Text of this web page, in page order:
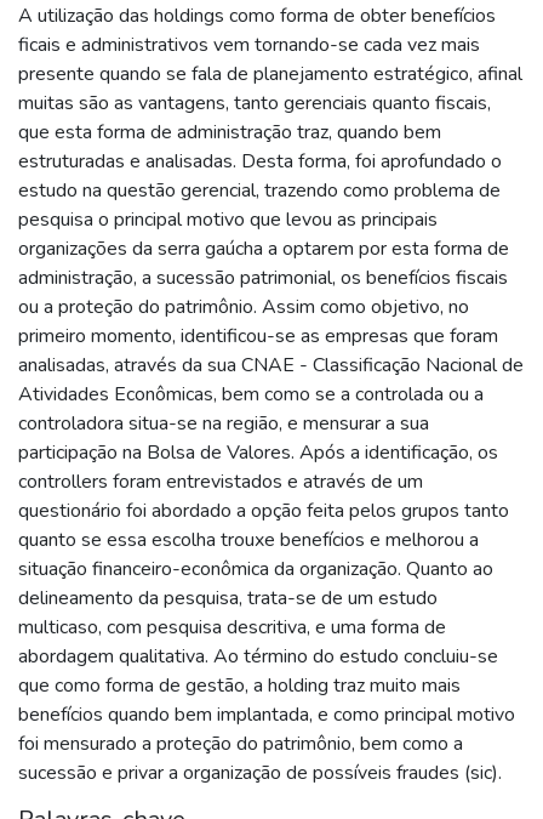
A utilização das holdings como forma de obter benefícios
ficais e administrativos vem tornando-se cada vez mais
presente quando se fala de planejamento estratégico, afinal
muitas são as vantagens, tanto gerenciais quanto fiscais,
que esta forma de administração traz, quando bem
estruturadas e analisadas. Desta forma, foi aprofundado o
estudo na questão gerencial, trazendo como problema de
pesquisa o principal motivo que levou as principais
organizações da serra gaúcha a optarem por esta forma de
administração, a sucessão patrimonial, os benefícios fiscais
ou a proteção do patrimônio. Assim como objetivo, no
primeiro momento, identificou-se as empresas que foram
analisadas, através da sua CNAE - Classificação Nacional de
Atividades Econômicas, bem como se a controlada ou a
controladora situa-se na região, e mensurar a sua
participação na Bolsa de Valores. Após a identificação, os
controllers foram entrevistados e através de um
questionário foi abordado a opção feita pelos grupos tanto
quanto se essa escolha trouxe benefícios e melhorou a
situação financeiro-econômica da organização. Quanto ao
delineamento da pesquisa, trata-se de um estudo
multicaso, com pesquisa descritiva, e uma forma de
abordagem qualitativa. Ao término do estudo concluiu-se
que como forma de gestão, a holding traz muito mais
benefícios quando bem implantada, e como principal motivo
foi mensurado a proteção do patrimônio, bem como a
sucessão e privar a organização de possíveis fraudes (sic).